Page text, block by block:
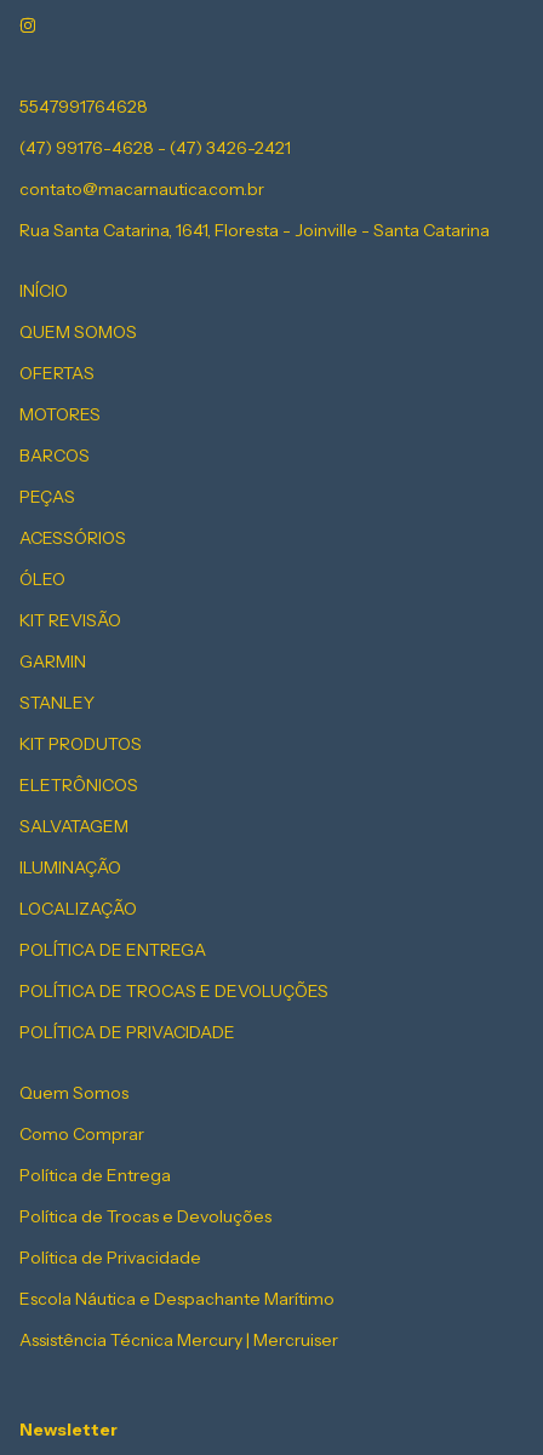
5547991764628
(47) 99176-4628 - (47) 3426-2421
contato@macarnautica.com.br
Rua Santa Catarina, 1641, Floresta - Joinville - Santa Catarina
INÍCIO
QUEM SOMOS
OFERTAS
MOTORES
BARCOS
PEÇAS
ACESSÓRIOS
ÓLEO
KIT REVISÃO
GARMIN
STANLEY
KIT PRODUTOS
ELETRÔNICOS
SALVATAGEM
ILUMINAÇÃO
LOCALIZAÇÃO
POLÍTICA DE ENTREGA
POLÍTICA DE TROCAS E DEVOLUÇÕES
POLÍTICA DE PRIVACIDADE
Quem Somos
Como Comprar
Política de Entrega
Política de Trocas e Devoluções
Política de Privacidade
Escola Náutica e Despachante Marítimo
Assistência Técnica Mercury | Mercruiser
Newsletter